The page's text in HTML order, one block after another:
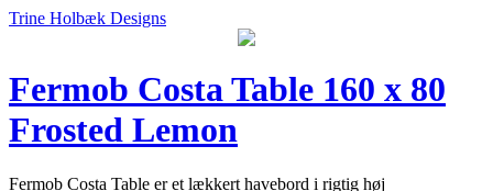
Trine Holbæk Designs
Fermob Costa Table 160 x 80
Frosted Lemon
Fermob Costa Table er et lækkert havebord i rigtig høj